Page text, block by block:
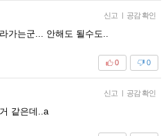
신고 | 공감 확인
가는군... 안해도 될수도..
0
0
신고 | 공감 확인
같은데..a